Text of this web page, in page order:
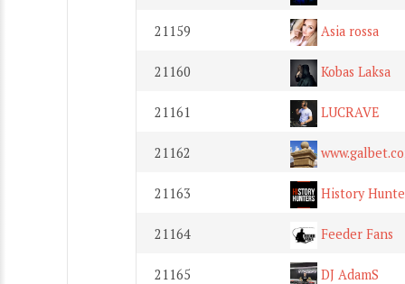
21159 Asia rossa
21160 Kobas Laksa
21161 LUCRAVE
21162
21163 History
21164 Feeder Fans
21165 DJ AdamS